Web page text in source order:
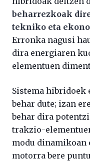
beharrezkoak
tekniko eta
Erronka nagusi
dira energiaren
elementuen
Sistema hibridoek
behar dute; izan
behar dira
trakzio-
modu dinamikoan
motorra bere